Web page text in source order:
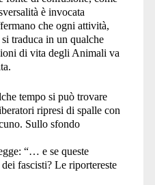
è invocata
che ogni attività,
traduca in un qualche
di vita degli Animali va
tempo si può trovare
ripresi di spalle con
Sullo sfondo
“… e se queste
fascisti? Le riportereste